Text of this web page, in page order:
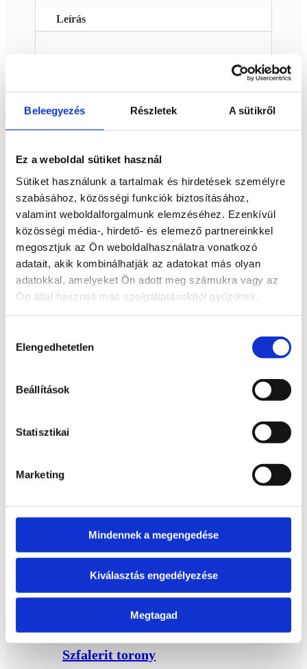
Beleegyezés Részletek A sütikről
Ez a weboldal sütiket használ
Sütiket használunk a tartalmak és hirdetések személyre
szabásához, közösségi funkciók biztosításához,
valamint weboldalforgalmunk elemzéséhez. Ezenkívül
közösségi média-, hirdető- és elemező partnereinkkel
megosztjuk az Ön weboldalhasználatra vonatkozó
adatait, akik kombinálhatják az adatokat más olyan
adatokkal, amelyeket Ön adott meg számukra vagy az
Ön által használt más szolgáltatásokból gyűjtöttek.
kiválasztása
Elengedhetetlen
Beállítások
Statisztikai
Marketing
Mindennek a megengedése
Kiválasztás engedélyezése
Megtagad
Leírás
Kapcsolódó termékek
Érdekelhetnek még…
Kapcsolódó termékek
Ft Bővebb
információ
Kosárba
teszem
Szfalerit torony